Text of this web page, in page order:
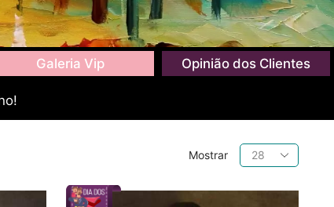
Galeria Vip Opinião dos Clientes
Mostrar
Produtos
por